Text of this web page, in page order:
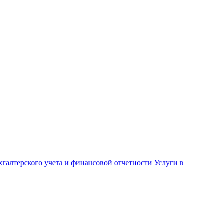
учета и финансовой отчетности Услуги в